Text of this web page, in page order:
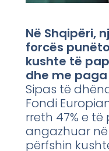
Në Shqipëri,
forcës
kushte të
dhe me
Sipas të
Fondi
rreth 47% e
angazhuar
përfshin